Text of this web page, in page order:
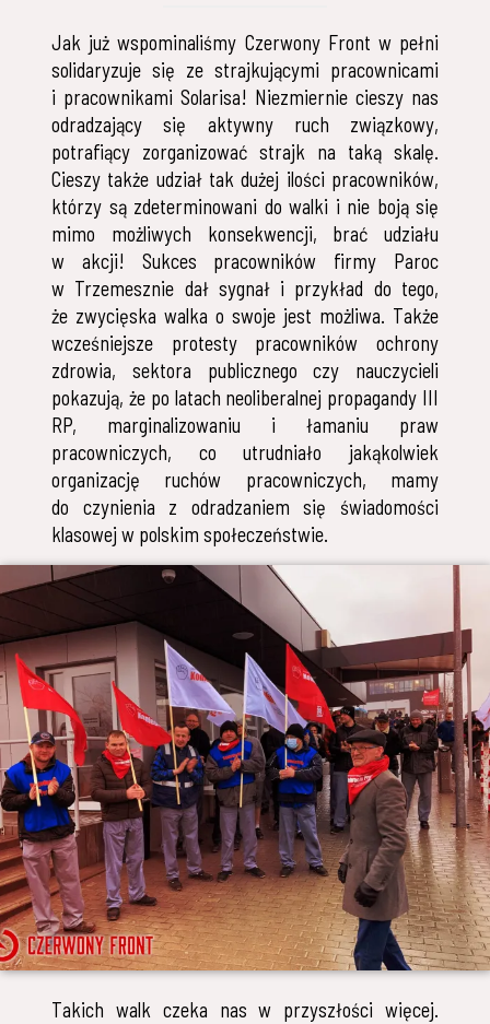
Jak już wspominaliśmy Czerwony Front w pełni
solidaryzuje się ze strajkującymi pracownicami
i pracownikami Solarisa! Niezmiernie cieszy nas
odradzający się aktywny ruch związkowy,
potrafiący zorganizować strajk na taką skalę.
Cieszy także udział tak dużej ilości pracowników,
którzy są zdeterminowani do walki i nie boją się
mimo możliwych konsekwencji, brać udziału
w akcji! Sukces pracowników firmy Paroc
w Trzemesznie dał sygnał i przykład do tego,
że zwycięska walka o swoje jest możliwa. Także
wcześniejsze protesty pracowników ochrony
zdrowia, sektora publicznego czy nauczycieli
pokazują, że po latach neoliberalnej propagandy III
RP, marginalizowaniu i łamaniu praw
pracowniczych, co utrudniało jakąkolwiek
organizację ruchów pracowniczych, mamy
do czynienia z odradzaniem się świadomości
klasowej w polskim społeczeństwie.
Takich walk czeka nas w przyszłości więcej.